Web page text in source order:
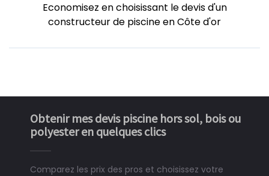
Economisez en choisissant le devis d'un
constructeur de piscine en Côte d'or
Obtenir mes devis piscine hors sol, bois ou
polyester en quelques clics
Comparez les prix des pros et choisissez votre